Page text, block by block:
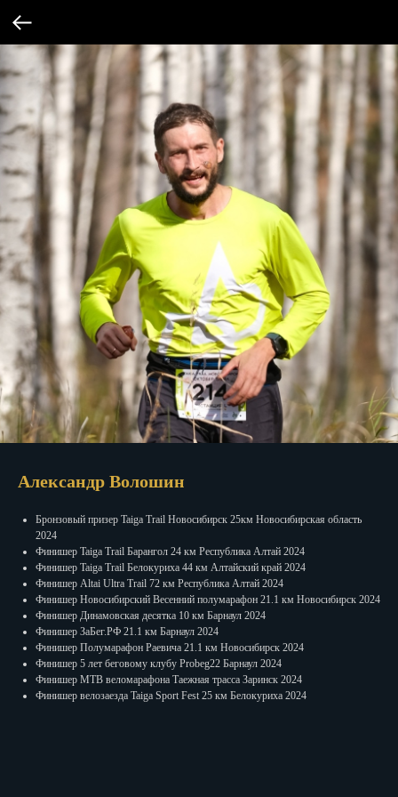
Александр Волошин
Бронзовый призер Taiga Trail Новосибирск 25км Новосибирская область
2024
Финишер Taiga Trail Барангол 24 км Республика Алтай 2024
Финишер Taiga Trail Белокуриха 44 км Алтайский край 2024
Финишер Altai Ultra Trail 72 км Республика Алтай 2024
Финишер Новосибирский Весенний полумарафон 21.1 км Новосибирск 2024
Финишер Динамовская десятка 10 км Барнаул 2024
Финишер ЗаБег.РФ 21.1 км Барнаул 2024
Финишер Полумарафон Раевича 21.1 км Новосибирск 2024
Финишер 5 лет беговому клубу Probeg22 Барнаул 2024
Финишер МTB веломарафона Таежная трасса Заринск 2024
Финишер велозаезда Taiga Sport Fest 25 км Белокуриха 2024